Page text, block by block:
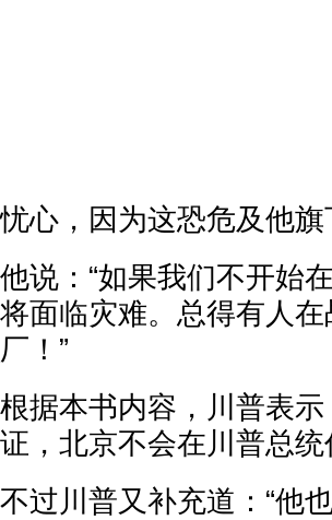
忧心，因为这恐危及他
他说：“如果我们不开始
将面临灾难。总得有人
厂！”
根据本书内容，川普表
证，北京不会在川普总
不过川普又补充道：“他